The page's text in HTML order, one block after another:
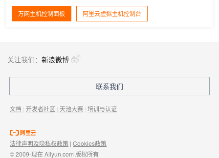
万网主机控制面板 阿里云虚拟主机控制台